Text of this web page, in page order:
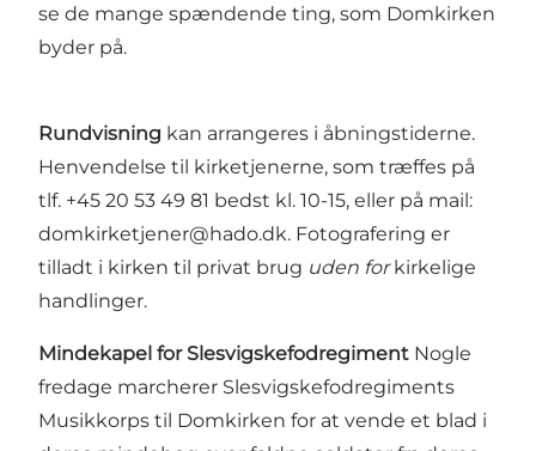
se de mange spændende ting, som Domkirken
byder på.
Rundvisning kan arrangeres i åbningstiderne.
Henvendelse til kirketjenerne, som træffes på
tlf. +45 20 53 49 81 bedst kl. 10-15, eller på mail:
domkirketjener@hado.dk. Fotografering er
tilladt i kirken til privat brug uden forkirkelige
handlinger.
Mindekapel for Slesvigskefodregiment Nogle
fredage marcherer Slesvigskefodregiments
Musikkorps til Domkirken for at vende et blad i